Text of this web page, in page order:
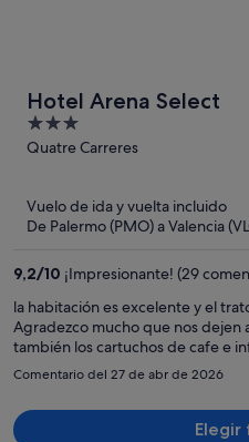
Hotel Arena Select
3
out
5
Quatre Carreres
Vuelo de ida y vuelta incluido
De Palermo (PMO) a Valencia
9,2/10 ¡Impresionante! (29
la habitación es excelente y el
Agradezco mucho que nos dejen
también los cartuchos de cafe e
cuando llegas al hotel.
Comentario del 27 de abr de 2026
Elegir